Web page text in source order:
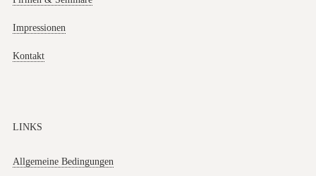
Impressionen
Kontakt
LINKS
Allgemeine Bedingungen